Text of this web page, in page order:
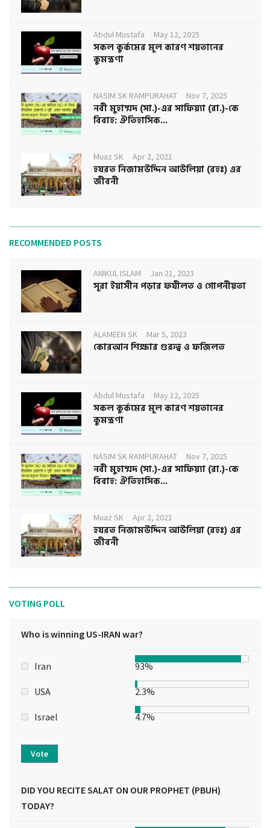
Abdul Mustafa May 12, 2025
সকল কুর্কমের মূল কারণ শয়তানের
কুমন্ত্রণা
NASIM SK RAMPURAHAT Nov 7, 2025
নবী মুহাম্মদ (সা.)-এর সাফিয়্যা (রা.)-কে
বিবাহ: ঐতিহাসিক...
Muaz SK Apr 2, 2021
হযরত নিজামউদ্দিন আউলিয়া (রহঃ) এর
জীবনী
RECOMMENDED POSTS
ANIKUL ISLAM Jan 21, 2023
সূরা ইয়াসীন পড়ার ফযীলত ও গোপনীয়তা
ALAMEEN SK Mar 5, 2023
কোরআন শিক্ষার গুরুত্ব ও ফজিলত
Abdul Mustafa May 12, 2025
সকল কুর্কমের মূল কারণ শয়তানের
কুমন্ত্রণা
NASIM SK RAMPURAHAT Nov 7, 2025
নবী মুহাম্মদ (সা.)-এর সাফিয়্যা (রা.)-কে
বিবাহ: ঐতিহাসিক...
Muaz SK Apr 2, 2021
হযরত নিজামউদ্দিন আউলিয়া (রহঃ) এর
জীবনী
VOTING POLL
Who is winning US-IRAN war?
Iran 93%
USA 2.3%
Israel 4.7%
Vote
DID YOU RECITE SALAT ON OUR PROPHET (PBUH)
TODAY?